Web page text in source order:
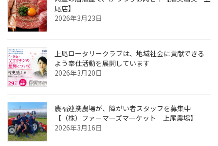
尾店】
2026年3月23日
上尾ロータリークラブは、地域社会に貢献できる
よう奉仕活動を展開しています
2026年3月20日
農福連携農場が、障がい者スタッフを募集中
【（株）ファーマーズマーケット 上尾農場】
2026年3月16日